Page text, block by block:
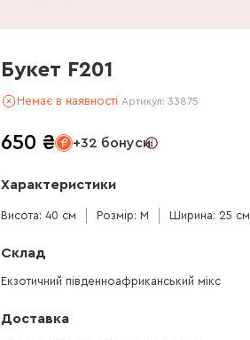
Букет F201
Немає в наявності Артикул: 33875
650 ₴ +32 бонуси
Характеристики
Висота: 40 см Розмір: M Ширина: 25 см
Склад
Екзотичний південноафриканський мікс
Доставка